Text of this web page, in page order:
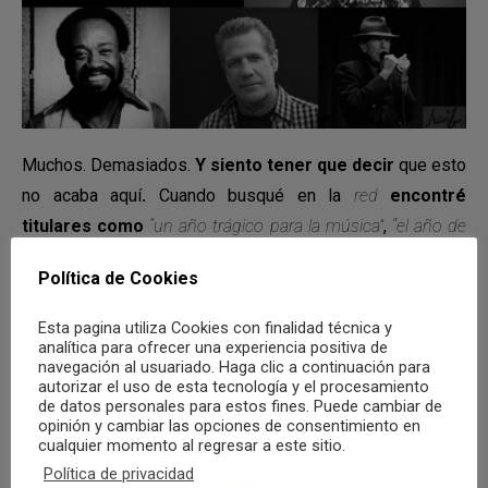
Muchos. Demasiados. Y siento tener que decir que esto
no acaba aquí. Cuando busqué en la red
encontré
titulares como “un año trágico para la música”, “el año de
los comentarios no son mejores pidiendo
año”
“suerte que cambiamos de año de una vez por
todas”.
Creo que se está enfocando el tema de forma
equivocada. Sí, el 2016 ya terminó y llegó 2017, pero los
artistas con los que crecimos siguen cumpliendo años.
Las bandas, los guitarristas, los cantantes que nos
Política de Cookies
Esta pagina utiliza Cookies con finalidad técnica y
analítica para ofrecer una experiencia positiva de
navegación al usuariado. Haga clic a continuación para
autorizar el uso de esta tecnología y el procesamiento
de datos personales para estos fines. Puede cambiar de
opinión y cambiar las opciones de consentimiento en
cualquier momento al regresar a este sitio.
Política de privacidad